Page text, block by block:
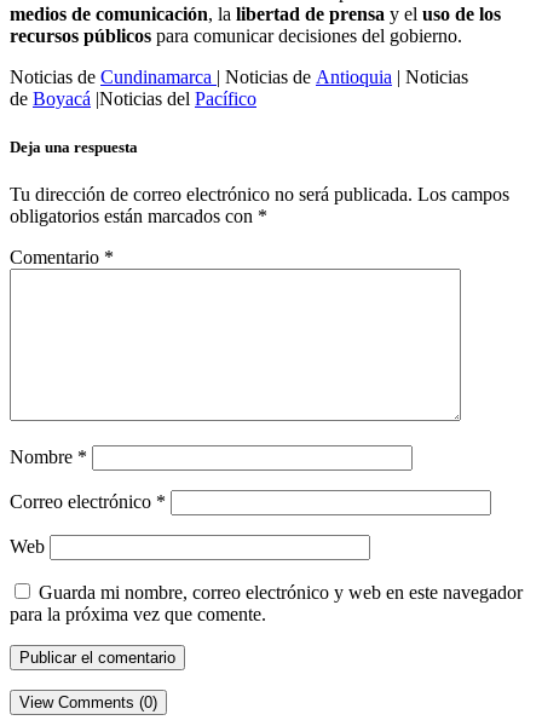
medios de comunicación, la libertad de prensa y el uso de los
recursos públicos para comunicar decisiones del gobierno.
Noticias de Cundinamarca | Noticias de Antioquia | Noticias
de Boyacá |Noticias del Pacífico
Deja una respuesta
Tu dirección de correo electrónico no será publicada. Los campos
obligatorios están marcados con *
Comentario *
Nombre *
Correo electrónico *
Web
Guarda mi nombre, correo electrónico y web en este navegador
para la próxima vez que comente.
View Comments (0)